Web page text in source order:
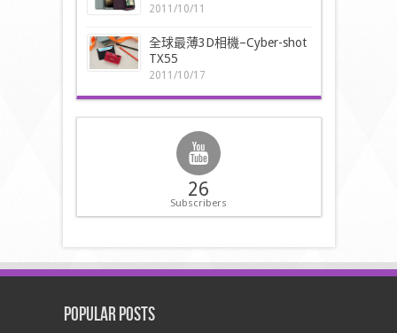
2011/10/11
全球最薄3D相機–Cyber-shot
TX55
2011/10/17
26
Subscribers
Popular Posts